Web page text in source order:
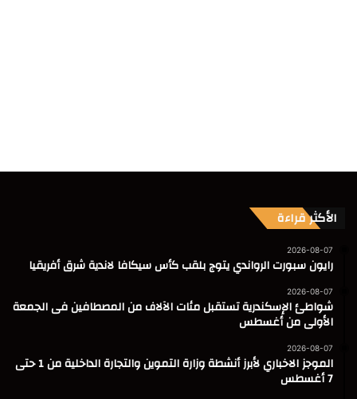
الأكثر قراءة
2026-08-07
رايون سبورت الرواندي يتوج بلقب كأس سيكافا لاندية شرق أفريقيا
2026-08-07
شواطئ الإسكندرية تستقبل مئات الآلاف من المصطافين فى الجمعة
الأولى من أغسطس
2026-08-07
الموجز الاخباري لأبرز أنشطة وزارة التموين والتجارة الداخلية من 1 حتى
7 أغسطس